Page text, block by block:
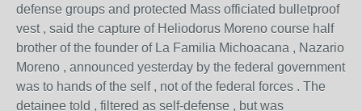
defense groups and protected Mass officiated bulletproof
vest , said the capture of Heliodorus Moreno course half
brother of the founder of La Familia Michoacana , Nazario
Moreno , announced yesterday by the federal government
was to hands of the self , not of the federal forces . The
detainee told , filtered as self-defense , but was